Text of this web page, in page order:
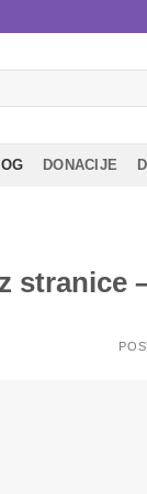
DONACIJE
stranice